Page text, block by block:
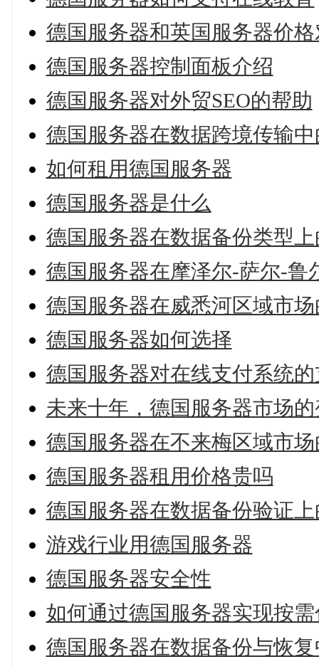
德国服务器和英国服务器价
德国服务器控制面板介绍
德国服务器对外贸SEO的帮助
德国服务器在数据跨境传输
如何租用德国服务器
德国服务器是什么
德国服务器在数据备份类型
德国服务器在摩泽尔-萨尔-鲁
德国服务器在威悉河区域市
德国服务器如何选择
德国服务器对在线支付系统
未来十年，德国服务器市场
德国服务器在不来梅区域市
德国服务器租用价格贵吗
德国服务器在数据备份验证
游戏行业用德国服务器
德国服务器安全性
如何通过德国服务器实现按
德国服务器在数据备份与恢